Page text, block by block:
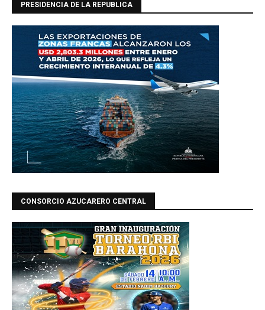
PRESIDENCIA DE LA REPUBLICA
CONSORCIO AZUCARERO CENTRAL